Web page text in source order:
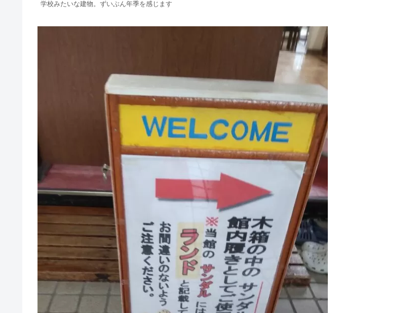
学校みたいな建物。ずいぶん年季を感じます